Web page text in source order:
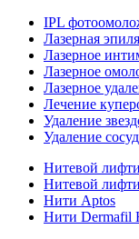
IPL
Лазерная
Лазерное
Лазерное
Лазерное
Лечение
Удаление
Удаление
Нитевой
Нитевой
Нити Aptos
Нити Dermafil